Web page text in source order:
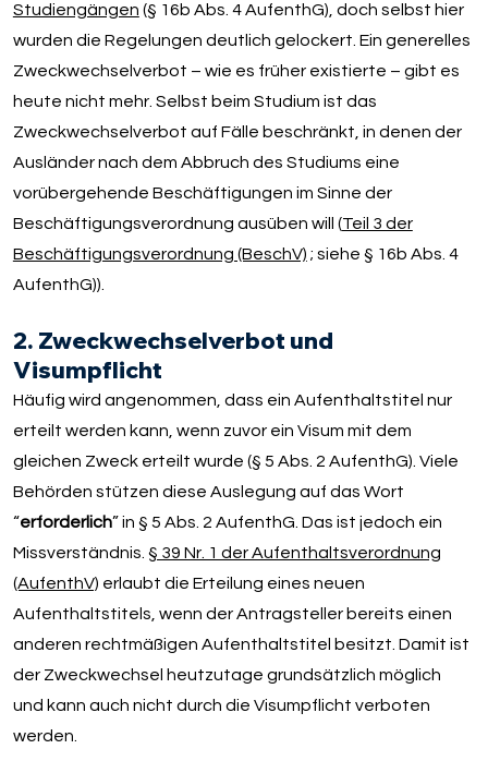
Studiengängen (§ 16b Abs. 4 AufenthG), doch selbst hier
wurden die Regelungen deutlich gelockert. Ein generelles
Zweckwechselverbot – wie es früher existierte – gibt es
heute nicht mehr. Selbst beim Studium ist das
Zweckwechselverbot auf Fälle beschränkt, in denen der
Ausländer nach dem Abbruch des Studiums eine
vorübergehende Beschäftigungen im Sinne der
Beschäftigungsverordnung ausüben will (Teil 3 der
Beschäftigungsverordnung (BeschV) ; siehe § 16b Abs. 4
AufenthG)).
2. Zweckwechselverbot und
Visumpflicht
Häufig wird angenommen, dass ein Aufenthaltstitel nur
erteilt werden kann, wenn zuvor ein Visum mit dem
gleichen Zweck erteilt wurde (§ 5 Abs. 2 AufenthG). Viele
Behörden stützen diese Auslegung auf das Wort
“erforderlich” in § 5 Abs. 2 AufenthG. Das ist jedoch ein
Missverständnis. § 39 Nr. 1 der Aufenthaltsverordnung
(AufenthV) erlaubt die Erteilung eines neuen
Aufenthaltstitels, wenn der Antragsteller bereits einen
anderen rechtmäßigen Aufenthaltstitel besitzt. Damit ist
der Zweckwechsel heutzutage grundsätzlich möglich
und kann auch nicht durch die Visumpflicht verboten
werden.